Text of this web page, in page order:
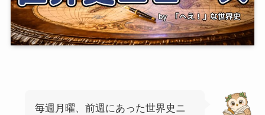
毎週月曜、前週にあった世界史ニ